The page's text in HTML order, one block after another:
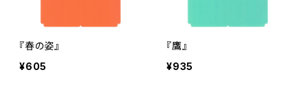
『春の姿』
¥605
『鷹』
¥935